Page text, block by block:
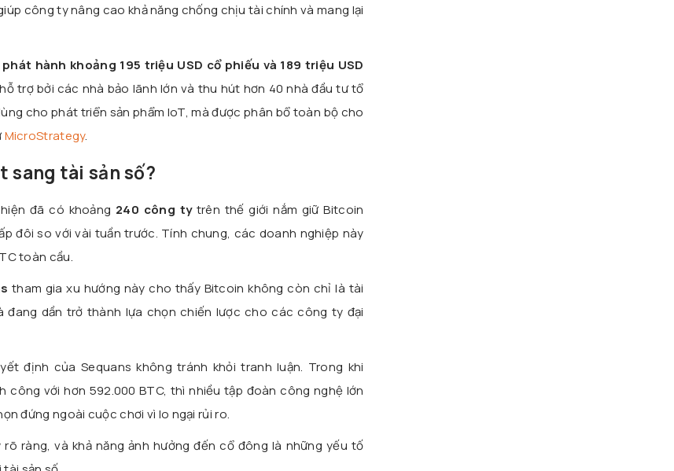
công ty nâng cao khả năng chống chịu tài chính và mang lại
hành khoảng 195 triệu USD cổ phiếu và 189 triệu USD
trợ bởi các nhà bảo lãnh lớn và thu hút hơn 40 nhà đầu tư tổ
cho phát triển sản phẩm IoT, mà được phân bổ toàn bộ cho
MicroStrategy.
sang tài sản số?
đã có khoảng 240 công tytrên thế giới nắm giữ Bitcoin
đôi so với vài tuần trước. Tính chung, các doanh nghiệp này
toàn cầu.
tham gia xu hướng này cho thấy Bitcoin không còn chỉ là tài
đang dần trở thành lựa chọn chiến lược cho các công ty đại
định của Sequans không tránh khỏi tranh luận. Trong khi
công với hơn 592.000 BTC, thì nhiều tập đoàn công nghệ lớn
đứng ngoài cuộc chơi vì lo ngại rủi ro.
ràng, và khả năng ảnh hưởng đến cổ đông là những yếu tố